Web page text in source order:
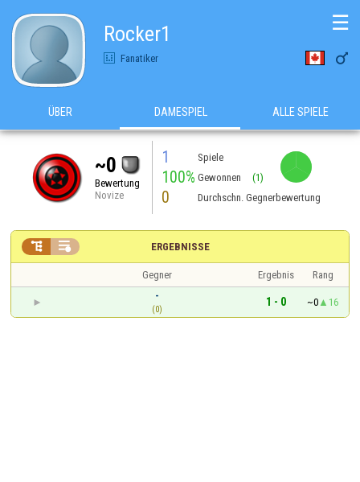
Rocker1
Fanatiker 
☰
ÜBER DAMESPIEL ALLE SPIELE
~0
Bewertung
Novize
1 Spiele
100% Gewonnen (1)
0 Durchschn. Gegnerbewertung
ERGEBNISSE
 
Gegner Ergebnis
Rang
-
(0)
1 - 0 ~0 16